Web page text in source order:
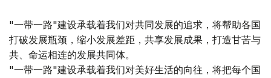
"一带一路"建设承载着我们对共同发展的追求，将帮助各国
打破发展瓶颈，缩小发展差距，共享发展成果，打造甘苦与
共、命运相连的发展共同体。
"一带一路"建设承载着我们对美好生活的向往，将把每个国